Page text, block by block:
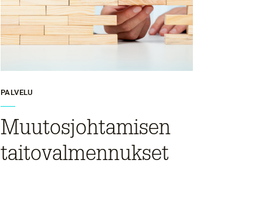
PALVELU
Muutosjohtamisen
taitovalmennukset